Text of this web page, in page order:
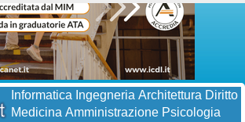
Informatica Ingegneria Architettura Diritto
Medicina Amministrazione Psicologia